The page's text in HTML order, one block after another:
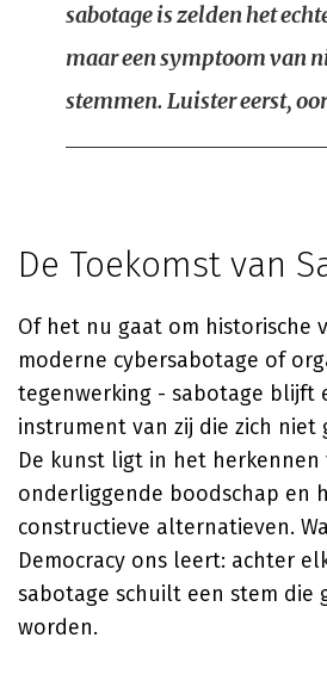
sabotage is zelden het
maar een symptoom van
stemmen. Luister eerst,
De Toekomst van
Of het nu gaat om historische
moderne cybersabotage of
tegenwerking - sabotage blijft
instrument van zij die zich niet
De kunst ligt in het herkennen
onderliggende boodschap en
constructieve alternatieven.
Democracy ons leert: achter
sabotage schuilt een stem die
worden.